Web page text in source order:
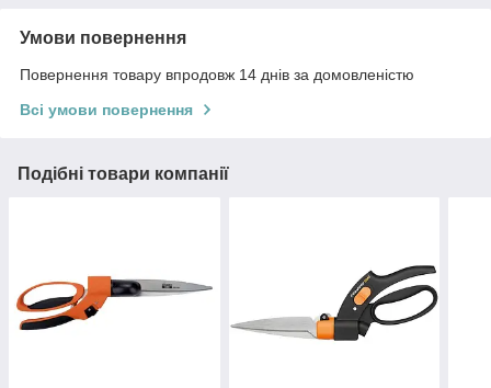
Умови повернення
Повернення товару впродовж 14 днів за домовленістю
Всі умови повернення
Подібні товари компанії